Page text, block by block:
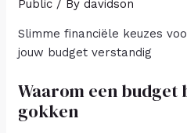
Public / Bydavidson
Slimme financiële keuzes
jouw budget verstandig
Waarom een
gokken